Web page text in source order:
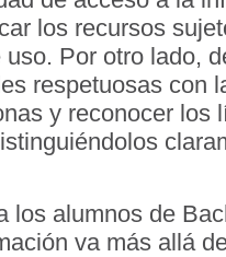
los recursos
Por otro lado,
respetuosas con
y reconocer los
los alumnos de
va más allá